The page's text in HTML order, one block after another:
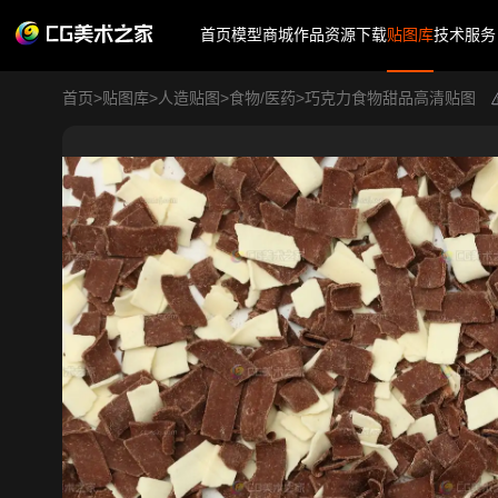
首页模型商城作品资源下载贴图库技术服务
首页>贴图库>人造贴图>食物/医药>巧克力食物甜品高清贴图